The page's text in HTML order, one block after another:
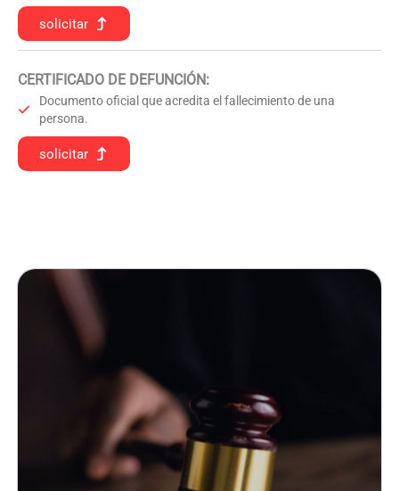
solicitar
CERTIFICADO DE DEFUNCIÓN:
Documento oficial que acredita el fallecimiento de una
persona.
solicitar